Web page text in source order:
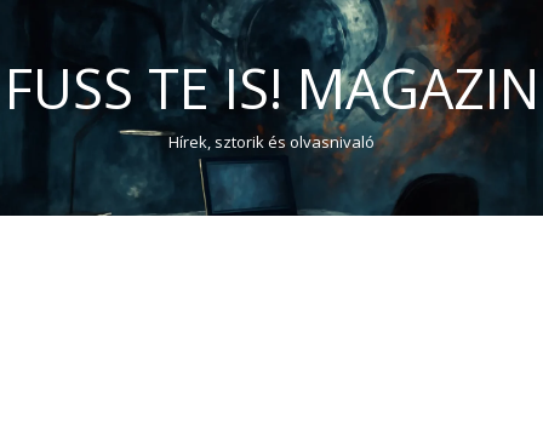
FUSS TE IS! MAGAZIN
Hírek, sztorik és olvasnivaló